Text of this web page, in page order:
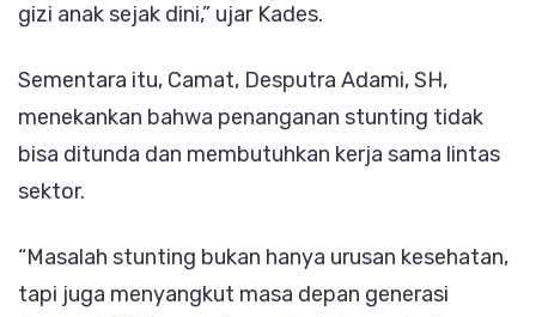
gizi anak sejak dini,” ujar Kades.
Sementara itu, Camat, Desputra Adami, SH,
menekankan bahwa penanganan stunting tidak
bisa ditunda dan membutuhkan kerja sama lintas
sektor.
“Masalah stunting bukan hanya urusan kesehatan,
tapi juga menyangkut masa depan generasi